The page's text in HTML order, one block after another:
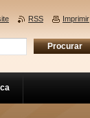
RSS Imprimir